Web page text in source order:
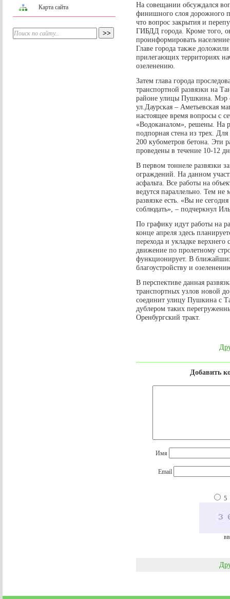
Карта сайта
На совещании обсуждался
финишного слоя дорожного
что вопрос закрытия и
ГИБДД города. Кроме того,
проинформировать
Главе города также
прилегающих территориях
озеленению.
Затем глава города
транспортной развязки на
районе улицы Пушкина. Мэр
ул.Даурская – Аметьевская
настоящее время вопросы с
«Водоканалом», решены. На
подпорная стена из трех.
200 кубометров бетона. Эти
проведены в течение 10-12
В первом тоннеле развязки
ограждений. На данном
асфальта. Все работы на
ведутся параллельно. Тем не
развязке есть. «Вы не
соблюдать», – подчеркнул
По графику идут работы на
конце апреля здесь
перехода и укладке верхнего
движение по пролетному
функционирует. В
благоустройству и
В перспективе данная
транспортных узлов новой
соединит улицу Пушкина с
дублером таких
Оренбургский тракт.
Добавить
Имя
Email
5